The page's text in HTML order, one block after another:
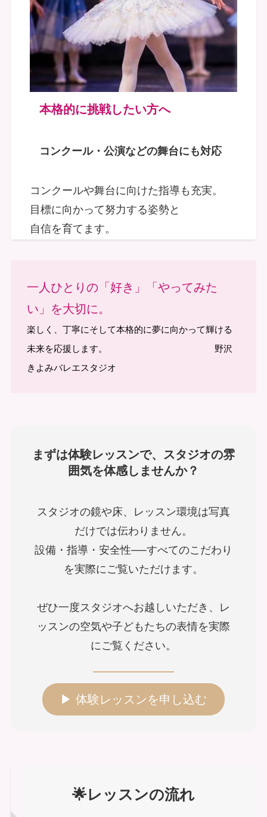
本格的に挑戦したい方へ
コンクール・公演などの舞台にも対応
コンクールや舞台に向けた指導も充実。
目標に向かって努力する姿勢と
自信を育てます。
一人ひとりの「好き」「やってみた
い」を大切に。
楽しく、丁寧にそして本格的に夢に向かって輝ける
未来を応援します。 野沢
きよみバレエスタジオ
まずは体験レッスンで、スタジオの雰
囲気を体感しませんか？
スタジオの鏡や床、レッスン環境は写真
だけでは伝わりません。
設備・指導・安全性──すべてのこだわり
を実際にご覧いただけます。
ぜひ一度スタジオへお越しいただき、レ
ッスンの空気や子どもたちの表情を実際
にご覧ください。
▶ 体験レッスンを申し込む
🌟レッスンの流れ